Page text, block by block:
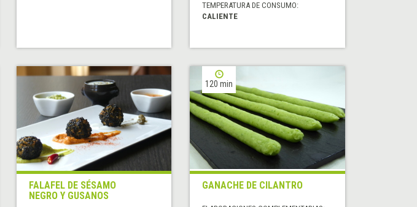
TEMPERATURA DE CONSUMO:
CALIENTE
FALAFEL DE SÉSAMO
NEGRO Y GUSANOS
120 min
GANACHE DE CILANTRO